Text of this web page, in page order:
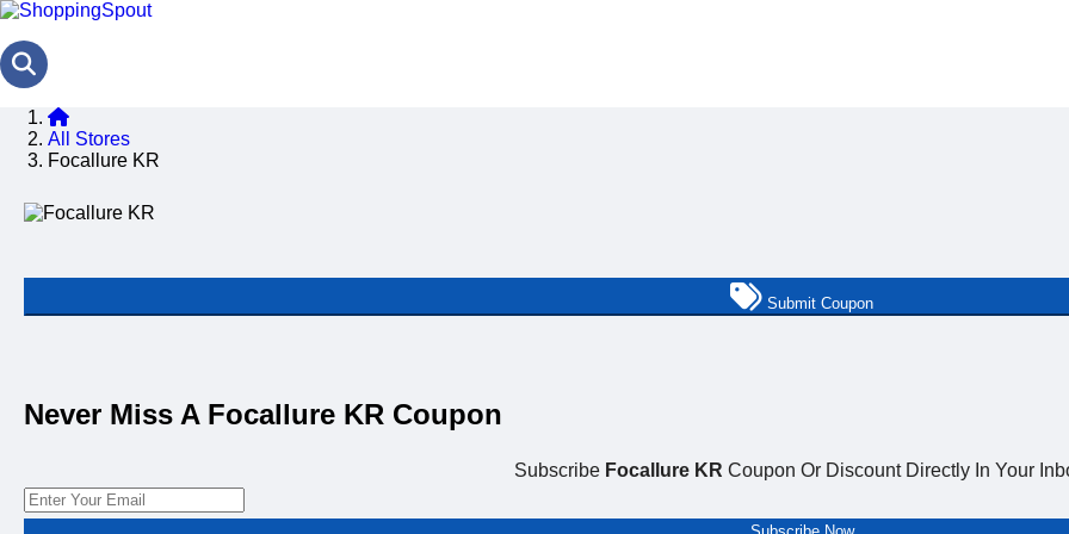
All Stores
Focallure KR
Submit Coupon
Never Miss A Focallure KR Coupon
Subscribe Focallure KR Coupon Or Discount Directly In Your